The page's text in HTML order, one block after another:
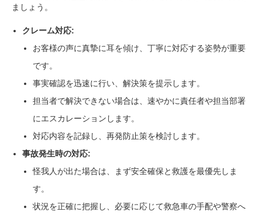
ましょう。
クレーム対応:
お客様の声に真摯に耳を傾け、丁寧に対応する姿勢が重要
です。
事実確認を迅速に行い、解決策を提示します。
担当者で解決できない場合は、速やかに責任者や担当部署
にエスカレーションします。
対応内容を記録し、再発防止策を検討します。
事故発生時の対応:
怪我人が出た場合は、まず安全確保と救護を最優先しま
す。
状況を正確に把握し、必要に応じて救急車の手配や警察へ